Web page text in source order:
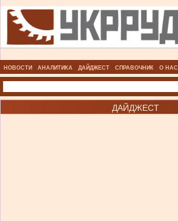
НОВОСТИ АНАЛИТИКА ДАЙДЖЕСТ СПРАВОЧНИК О НАС
ДАЙДЖЕСТ